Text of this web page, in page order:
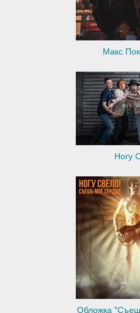
Макс
Ногу
Обложка